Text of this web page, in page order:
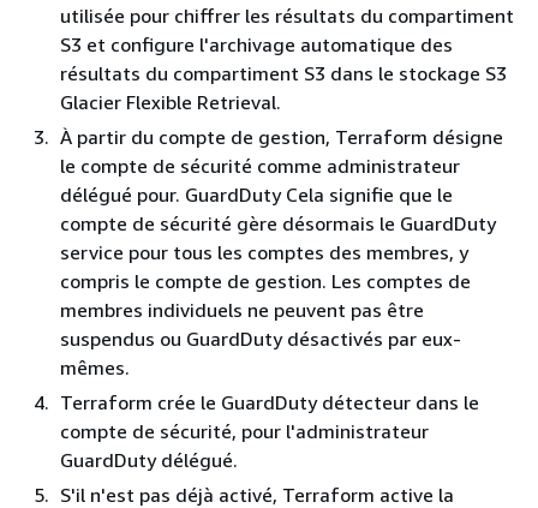
utilisée pour chiffrer les résultats du compartiment
S3 et configure l'archivage automatique des
résultats du compartiment S3 dans le stockage S3
Glacier Flexible Retrieval.
À partir du compte de gestion, Terraform désigne
le compte de sécurité comme administrateur
délégué pour. GuardDuty Cela signifie que le
compte de sécurité gère désormais le GuardDuty
service pour tous les comptes des membres, y
compris le compte de gestion. Les comptes de
membres individuels ne peuvent pas être
suspendus ou GuardDuty désactivés par eux-
mêmes.
Terraform crée le GuardDuty détecteur dans le
compte de sécurité, pour l'administrateur
GuardDuty délégué.
S'il n'est pas déjà activé, Terraform active la